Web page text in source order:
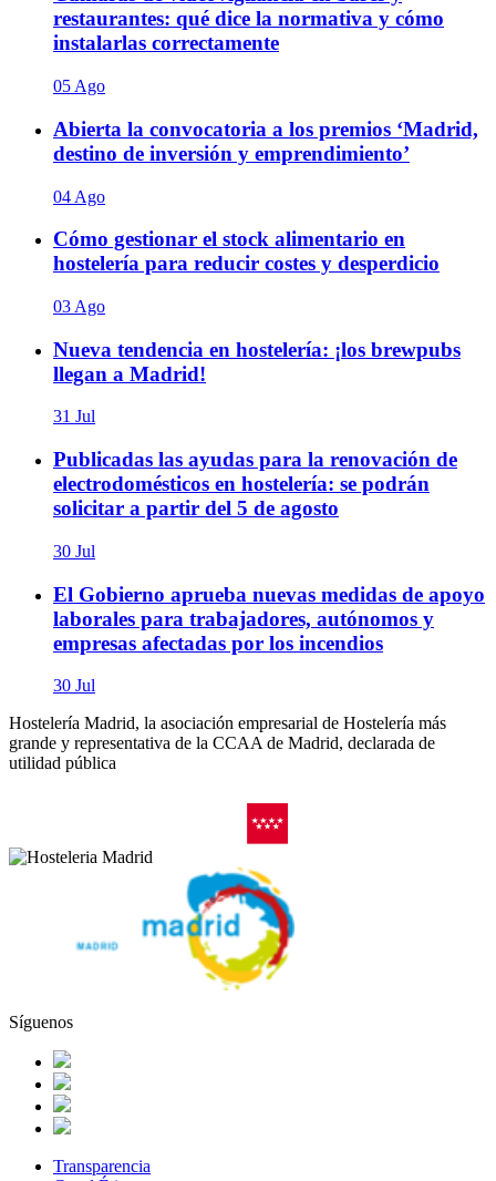
restaurantes: qué dice la normativa y cómo
instalarlas correctamente
05 Ago
Abierta la convocatoria a los premios ‘Madrid,
destino de inversión y emprendimiento’
04 Ago
Cómo gestionar el stock alimentario en
hostelería para reducir costes y desperdicio
03 Ago
Nueva tendencia en hostelería: ¡los brewpubs
llegan a Madrid!
31 Jul
Publicadas las ayudas para la renovación de
electrodomésticos en hostelería: se podrán
solicitar a partir del 5 de agosto
30 Jul
El Gobierno aprueba nuevas medidas de apoyo
laborales para trabajadores, autónomos y
empresas afectadas por los incendios
30 Jul
Hostelería Madrid, la asociación empresarial de Hostelería más
grande y representativa de la CCAA de Madrid, declarada de
utilidad pública
Síguenos
Transparencia